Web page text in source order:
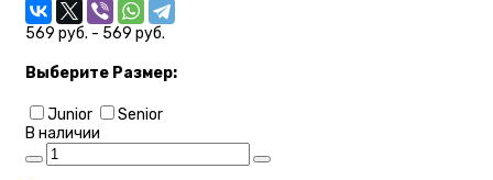
569 руб. - 569 руб.
Выберите Размер:
Junior
Senior
В наличии